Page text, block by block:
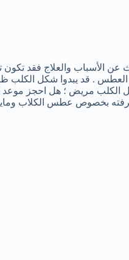
والعلاج فقد تكون
. قد يبدوا شكل الكلب
الكلب مريض ؛ هل احجز
بخصوص عطس الكلاب